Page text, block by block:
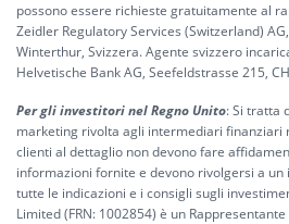
possono essere richieste gratuitamente al
Zeidler Regulatory Services (Switzerland)
Winterthur, Svizzera. Agente svizzero
Helvetische Bank AG, Seefeldstrasse 215,
Per gli investitori nel Regno Unito: Si tratta
marketing rivolta agli intermediari finanziari
clienti al dettaglio non devono fare
informazioni fornite e devono rivolgersi a
tutte le indicazioni e i consigli sugli
Limited (FRN: 1002854) è un